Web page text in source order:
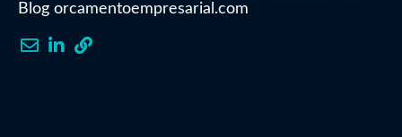
Blog orcamentoempresarial.com